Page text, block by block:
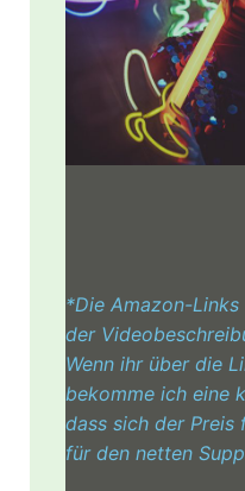
*Die Amazon-
der
Wenn ihr über die
bekomme ich eine
dass sich der Preis
für den netten